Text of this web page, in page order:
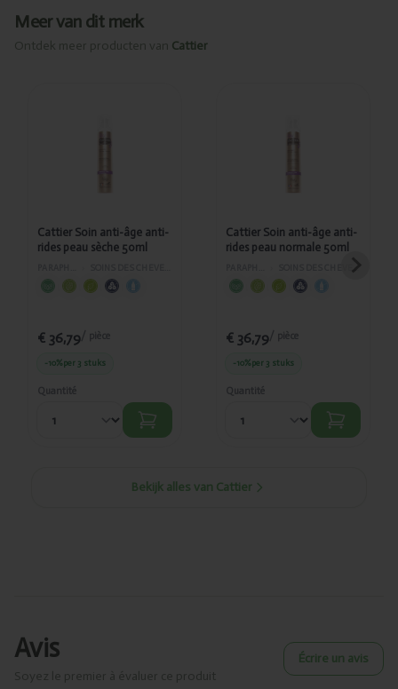
Meer van dit merk
Ontdek meer producten van Cattier
Cattier Soin anti-âge anti-
rides peau sèche 50ml
€ 36,79/ pièce
-10%per 3 stuks
Quantité
Cattier Soin anti-âge anti-
rides peau normale 50ml
SOINS DES CHEVEUX ET DU VISAGE
€ 36,79/ pièce
-10%per 3 stuks
Quantité
Bekijk alles van Cattier
Avis Écrire un avis